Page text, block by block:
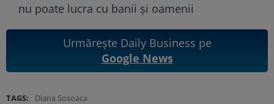
nu poate lucra cu banii și oamenii
Urmărește Daily Business pe
Google News
TAGS: Diana Sosoaca